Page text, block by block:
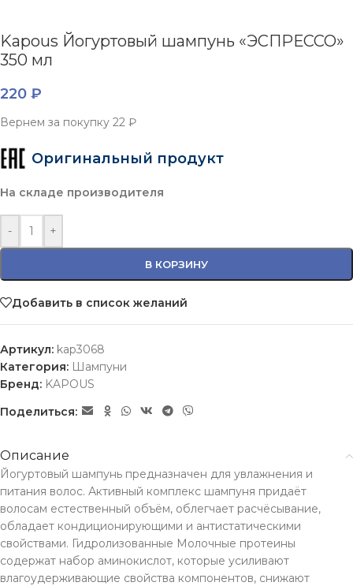
Kapous Йогуртовый шампунь «ЭСПРЕССО»
350 мл
220 ₽
Вернем за покупку 22 ₽
Оригинальный продукт
На складе производителя
- +
В КОРЗИНУ
Добавить в список желаний
Артикул: kap3068
Категория: Шампуни
Бренд: KAPOUS
Поделиться:
Описание
Йогуртовый шампунь предназначен для увлажнения и
питания волос. Активный комплекс шампуня придаёт
волосам естественный объём, облегчает расчёсывание,
обладает кондиционирующими и антистатическими
свойствами. Гидролизованные Молочные протеины
содержат набор аминокислот, которые усиливают
влагоудерживающие свойства компонентов, снижают